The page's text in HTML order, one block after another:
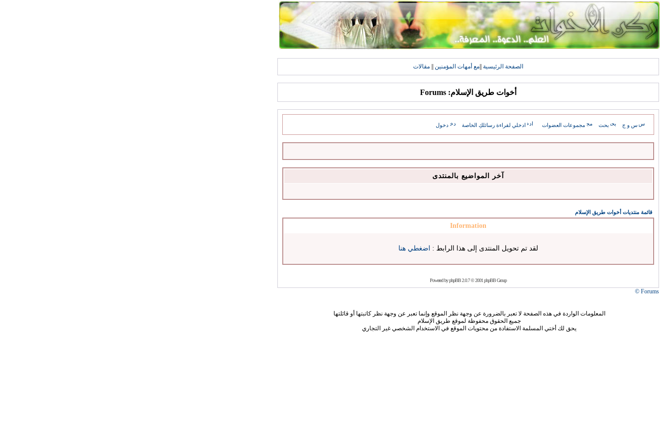
الصفحة الرئيسية مع أمهات المؤمنين مقالات
أخوات طريق الإسلام: Forums
س و ج بحث مجموعات العضوات ادخلي لقراءة رسائلكِ الخاصة دخول
آخر المواضيع بالمنتدى
قائمة منتديات أخوات طريق الإسلام
Information
لقد تم تحويل المنتدى إلى هذا الرابط : اضغطي هنا
Powered byphpBB2.0.7 © 2001 phpBB Group
Forums ©
المعلومات الواردة في هذه الصفحة لا تعبر بالضرورة عن وجهة نظر الموقع وإنما تعبر عن وجهة نظر كاتبتها أو قائلتها
جميع الحقوق محفوظة لموقع طريق الإسلام
يحق لك أختي المسلمة الاستفادة من محتويات الموقع في الاستخدام الشخصي غير التجاري